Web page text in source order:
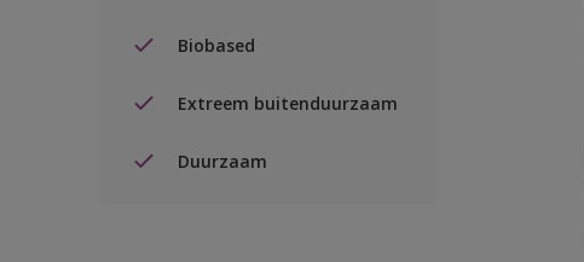
Biobased
Extreem buitenduurzaam
Duurzaam